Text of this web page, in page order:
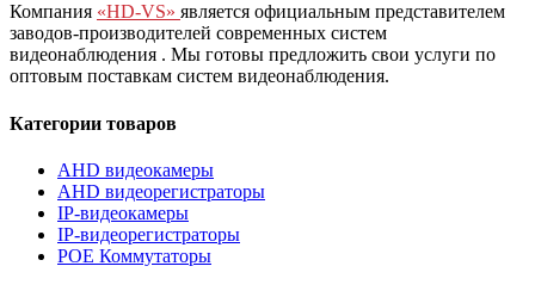
Компания «HD-VS» является официальным представителем
заводов-производителей современных систем
видеонаблюдения . Мы готовы предложить свои услуги по
оптовым поставкам систем видеонаблюдения.
Категории товаров
AHD видеокамеры
AHD видеорегистраторы
IP-видеокамеры
IP-видеорегистраторы
POE Коммутаторы